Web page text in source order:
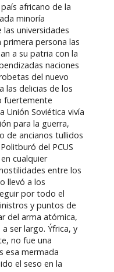
africano de la
minoría
universidades
persona las
a su patria con la
naciones
del nuevo
las delicias de los
fuertemente
Unión Soviética vivía
para la guerra,
de ancianos tullidos
del PCUS
cualquier
entre los
llevó a los
por todo el
y puntos de
del arma atómica,
ser largo. Ýfrica, y
no fue una
esa mermada
el seso en la